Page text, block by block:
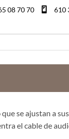
08 70 70 610
que se ajustan a
el cable de